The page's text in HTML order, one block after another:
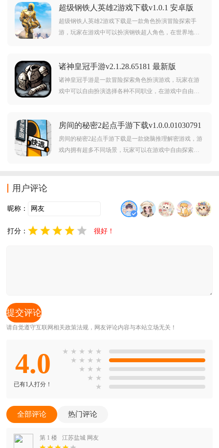
超级钢铁人英雄2游戏下载v1.0.1 安卓版
超级钢铁人英雄2游戏下载是一款角色扮演冒险探索手
游，玩家在游戏中可以扮演钢铁超人角色，在世界地图
诸神皇冠手游v2.1.28.65181 最新版
诸神皇冠手游是一款冒险探索角色扮演游戏，玩家在游
戏中可以自由扮演选择各种不同职业，在游戏中自由冒
无论是主线还是主线之外的玩法都非常不错。
房间的秘密2起点手游下载v1.0.0.01030791
安卓版
房间的秘密2起点手游下载是一款烧脑推理解密游戏，游
戏内拥有超多不同场景，玩家可以在游戏中自由探索发
用户评论
昵称：
打分： 很好！
请自觉遵守互联网相关政策法规，网友评论内容与本站立场无关！
4.0
已有1人打分！
★ ★ ★ ★ ★
★ ★ ★ ★
★ ★ ★
★ ★
★
全部评论 热门评论
第 1 楼 江苏盐城 网友